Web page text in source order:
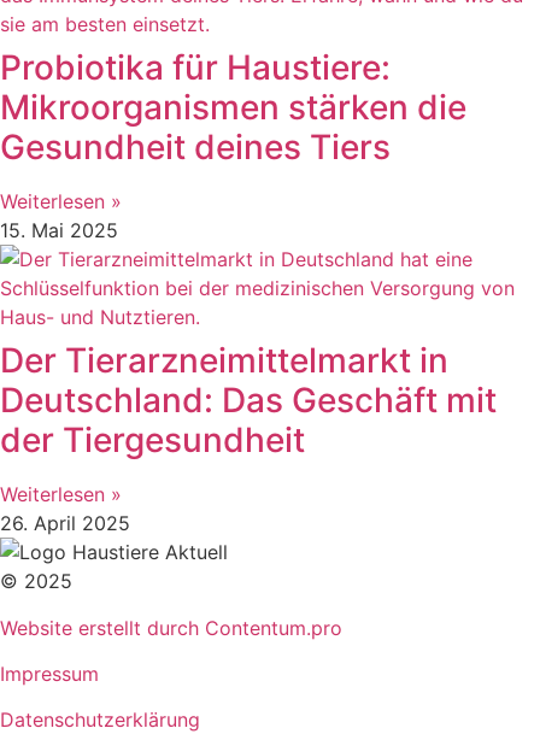
Probiotika für Haustiere:
Mikroorganismen stärken die
Gesundheit deines Tiers
Weiterlesen »
15. Mai 2025
Der Tierarzneimittelmarkt in
Deutschland: Das Geschäft mit
der Tiergesundheit
Weiterlesen »
26. April 2025
© 2025
Website erstellt durch Contentum.pro
Impressum
Datenschutzerklärung